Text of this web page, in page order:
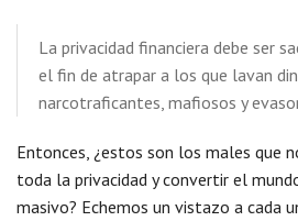
La privacidad financiera debe ser
el fin de atrapar a los que lavan
narcotraficantes, mafiosos y
Entonces, ¿estos son los males que
toda la privacidad y convertir el
masivo? Echemos un vistazo a cada